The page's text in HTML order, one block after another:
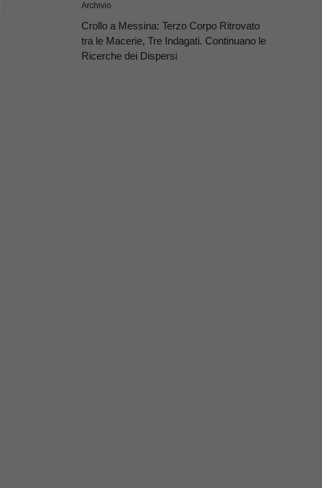
Archivio
Crollo a Messina: Terzo Corpo Ritrovato
tra le Macerie, Tre Indagati. Continuano le
Ricerche dei Dispersi